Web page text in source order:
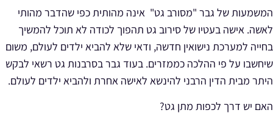
המשמעות של גבר "מסורב גט" אינה מהותית כפי שהדבר מהותי
לאשה. אישה בעטיו של סירוב גט תהפוך לכודה לא תוכל להמשיך
בחייה למערכת נישואין חדשה, ודאי שלא להביא ילדים לעולם, משום
שיחשבו על פי ההלכה כממזרים. בעוד גבר בסרבנות גט רשאי לבקש
היתר מבית הדין הרבני להינשא לאישה אחרת ולהביא ילדים לעולם.
האם יש דרך לכפות מתן גט?